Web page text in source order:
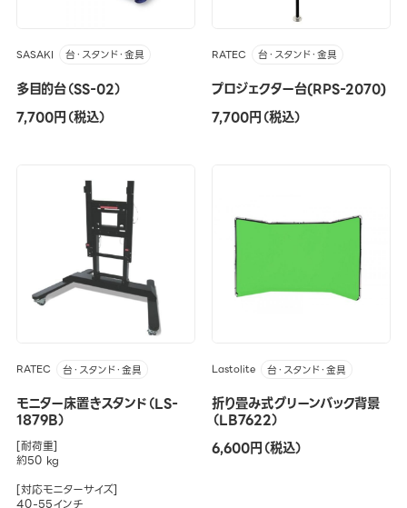
SASAKI 台・スタンド・金具
多目的台（SS-02）
7,700円（税込）
RATEC 台・スタンド・金具
プロジェクター台(RPS-2070)
7,700円（税込）
RATEC 台・スタンド・金具
モニター床置きスタンド（LS-
1879B）
[耐荷重]
約50 kg
[対応モニターサイズ]
40-55インチ
Lastolite 台・スタンド・金具
折り畳み式グリーンバック背景
（LB7622）
6,600円（税込）